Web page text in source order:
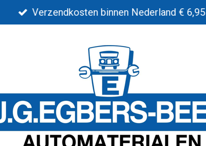
Verzendkosten binnen Nederland € 6,95